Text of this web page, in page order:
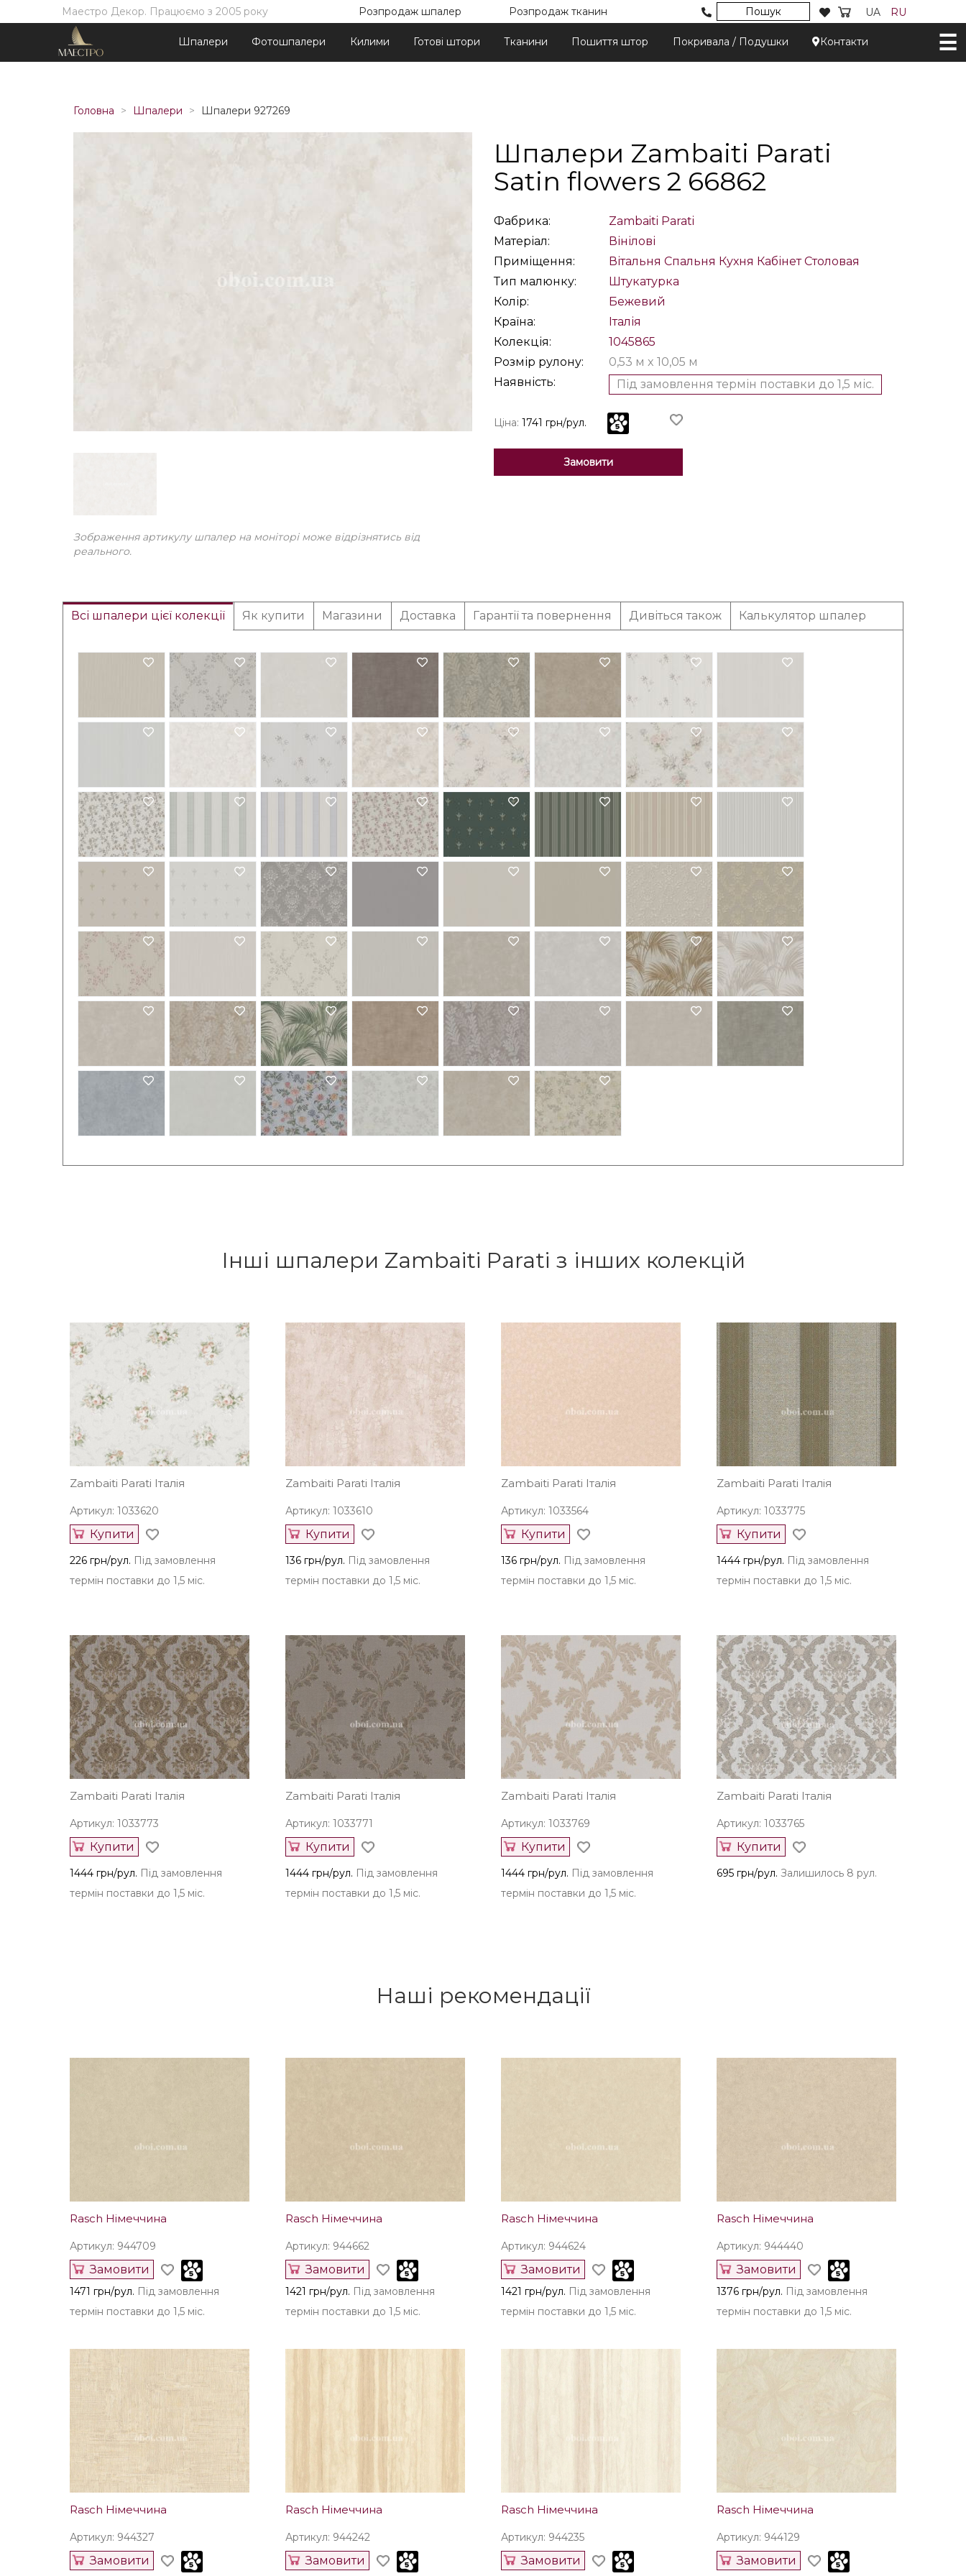
Маестро Декор. Працюємо з 2005 року Розпродаж шпалер Розпродаж тканин Пошук UA RU
Шпалери Фотошпалери Килими Готові штори Тканини Пошиття штор Покривала / Подушки Контакти
Головна Шпалери Шпалери 927269
Зображення артикулу шпалер на моніторі може відрізнятись від
реального.
Шпалери Zambaiti Parati
Satin flowers 2 66862
Фабрика:
Zambaiti Parati
Матеріал:
Вінілові
Приміщення:
Вітальня Спальня Кухня Кабінет Столовая
Тип малюнку:
Штукатурка
Колір:
Бежевий
Країна:
Італія
Колекція:
1045865
Розмір рулону:
0,53 м x 10,05 м
Наявність:
Під замовлення термін поставки до 1,5 міс.
Ціна: 1741 грн/рул.
Замовити
Всі шпалери цієї колекції Як купити Магазини Доставка Гарантії та повернення Дивіться також Калькулятор шпалер
Інші шпалери Zambaiti Parati з інших колекцій
Zambaiti Parati Італія
Артикул: 1033620
Купити
226 грн/рул. Під замовлення
термін поставки до 1,5 міс.
Zambaiti Parati Італія
Артикул: 1033610
Купити
136 грн/рул. Під замовлення
термін поставки до 1,5 міс.
Zambaiti Parati Італія
Артикул: 1033564
Купити
136 грн/рул. Під замовлення
термін поставки до 1,5 міс.
Zambaiti Parati Італія
Артикул: 1033775
Купити
1444 грн/рул. Під замовлення
термін поставки до 1,5 міс.
Zambaiti Parati Італія
Артикул: 1033773
Купити
1444 грн/рул. Під замовлення
термін поставки до 1,5 міс.
Zambaiti Parati Італія
Артикул: 1033771
Купити
1444 грн/рул. Під замовлення
термін поставки до 1,5 міс.
Zambaiti Parati Італія
Артикул: 1033769
Купити
1444 грн/рул. Під замовлення
термін поставки до 1,5 міс.
Zambaiti Parati Італія
Артикул: 1033765
Купити
695 грн/рул. Залишилось 8 рул.
Наші рекомендації
Rasch Німеччина
Артикул: 944709
Замовити
1471 грн/рул. Під замовлення
термін поставки до 1,5 міс.
Rasch Німеччина
Артикул: 944662
Замовити
1421 грн/рул. Під замовлення
термін поставки до 1,5 міс.
Rasch Німеччина
Артикул: 944624
Замовити
1421 грн/рул. Під замовлення
термін поставки до 1,5 міс.
Rasch Німеччина
Артикул: 944440
Замовити
1376 грн/рул. Під замовлення
термін поставки до 1,5 міс.
Rasch Німеччина
Артикул: 944327
Замовити
Rasch Німеччина
Артикул: 944242
Замовити
Rasch Німеччина
Артикул: 944235
Замовити
Rasch Німеччина
Артикул: 944129
Замовити